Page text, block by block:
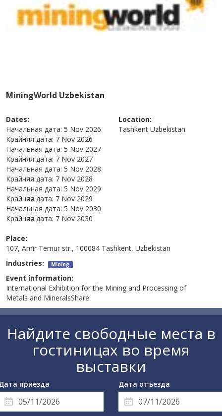
MiningWorld Uzbekistan
Dates:
Начальная дата: 5 Nov 2026
Крайняя дата: 7 Nov 2026
Начальная дата: 5 Nov 2027
Крайняя дата: 7 Nov 2027
Начальная дата: 5 Nov 2028
Крайняя дата: 7 Nov 2028
Начальная дата: 5 Nov 2029
Крайняя дата: 7 Nov 2029
Начальная дата: 5 Nov 2030
Крайняя дата: 7 Nov 2030
Location:
Tashkent Uzbekistan
Place:
107, Amir Temur str., 100084 Tashkent, Uzbekistan
Industries: Mining
Event information:
International Exhibition for the Mining and Processing of
Metals and MineralsShare
Найдите свободные места в
гостиницах во время
выставки
приезда Дата отъезда